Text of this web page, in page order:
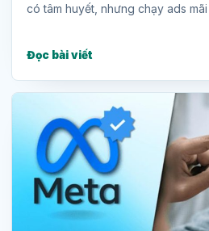
có tâm huyết, nhưng chạy ads
Đọc bài viết